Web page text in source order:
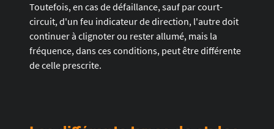
Toutefois, en cas de défaillance, sauf par court-
circuit, d'un feu indicateur de direction, l'autre doit
continuer à clignoter ou rester allumé, mais la
fréquence, dans ces conditions, peut être différente
de celle prescrite.